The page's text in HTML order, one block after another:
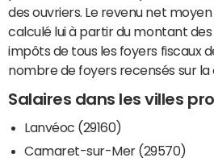
des ouvriers. Le revenu net
calculé lui à partir du montant
impôts de tous les foyers fiscaux
nombre de foyers recensés sur la
Salaires dans les villes
Lanvéoc (29160)
Camaret-sur-Mer (29570)